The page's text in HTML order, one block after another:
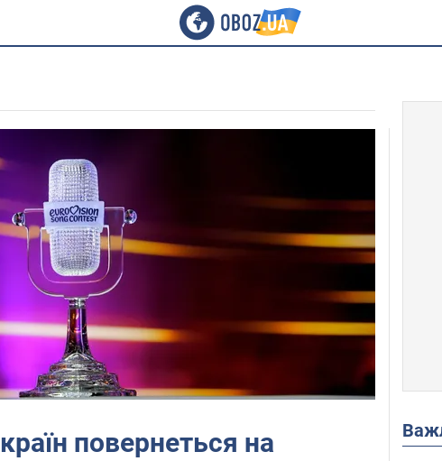
повернеться на